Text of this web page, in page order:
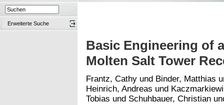
Erweiterte Suche
Basic Engineering of
Molten Salt Tower
Frantz, Cathy und Binder, Matthias
Heinrich, Andreas und
Tobias und Schuhbauer, Christian